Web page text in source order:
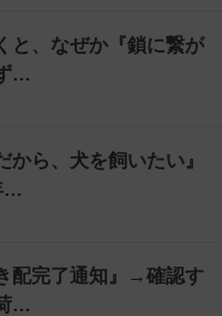
と、なぜか『鎖に繋が
…
ら、犬を飼いたい』
…
配完了通知』→確認す
…